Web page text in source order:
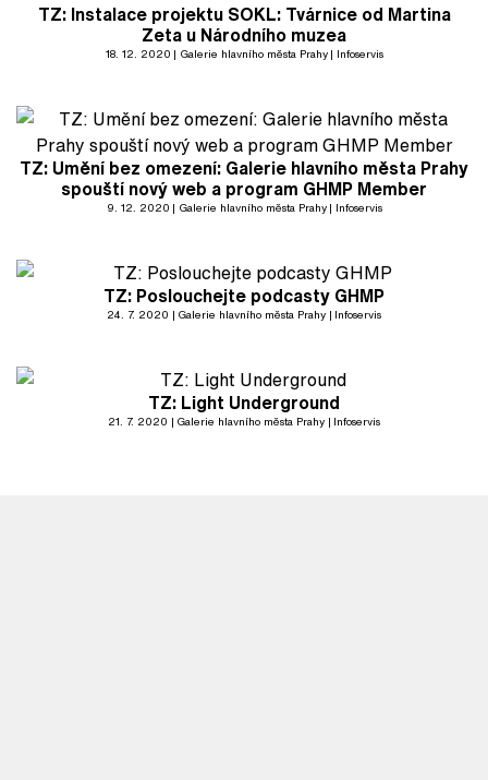
TZ: Instalace projektu SOKL: Tvárnice od Martina
Zeta u Národního muzea
18. 12. 2020 Galerie hlavního města Prahy Infoservis
TZ: Umění bez omezení: Galerie hlavního města Prahy
spouští nový web a program GHMP Member
9. 12. 2020 Galerie hlavního města Prahy Infoservis
TZ: Poslouchejte podcasty GHMP
24. 7. 2020 Galerie hlavního města Prahy Infoservis
TZ: Light Underground
21. 7. 2020 Galerie hlavního města Prahy Infoservis